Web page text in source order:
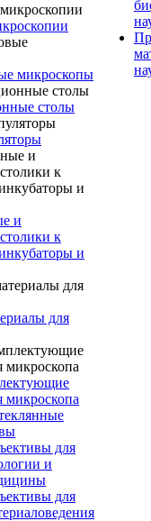
микроскопы
столы
и
к
и
для
микроскопа
для
и
для